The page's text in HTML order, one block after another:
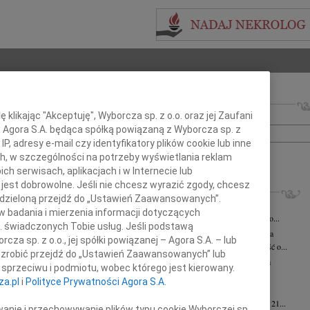
Imię i nazwisko lub numer ogłoszenia:
+ szukanie zaawansowane
INNE NEKROLOGI
Eugeniusz Butruk 05.08.2026
Z ogromnym żalem przyjęliśmy wiadomość o...
Małgorzata Kościelska
Warszawa
Z głębokim smutkiem przyjęliśmy wiadomość o...
Andrzej Komorowski
Warszawa
27 lipca 2026 roku odszedł Śp. Andrzej...
Inocentyna Karkocha
Mgr farm. Inocentyna Karkocha zmarła dnia 21...
"Akceptuję", Wyborcza sp. z o.o. oraz jej Zaufani
S.A. będąca spółką powiązaną z Wyborcza sp. z
adresy e-mail czy identyfikatory plików cookie lub inne
w szczególności na potrzeby wyświetlania reklam
serwisach, aplikacjach i w Internecie lub
dobrowolne. Jeśli nie chcesz wyrazić zgody, chcesz
przejdź do „Ustawień Zaawansowanych”.
badania i mierzenia informacji dotyczących
Tobie usług. Jeśli podstawą
sp. z o.o., jej spółki powiązanej – Agora S.A. – lub
przejdź do „Ustawień Zaawansowanych” lub
i podmiotu, wobec którego jest kierowany.
i Polityce Prywatności Agora S.A.